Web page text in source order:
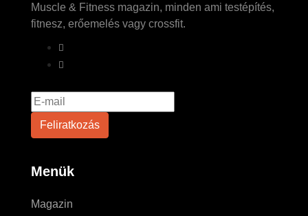
Muscle & Fitness magazin, minden ami testépítés,
fitnesz, erőemelés vagy crossfit.
Menük
Magazin